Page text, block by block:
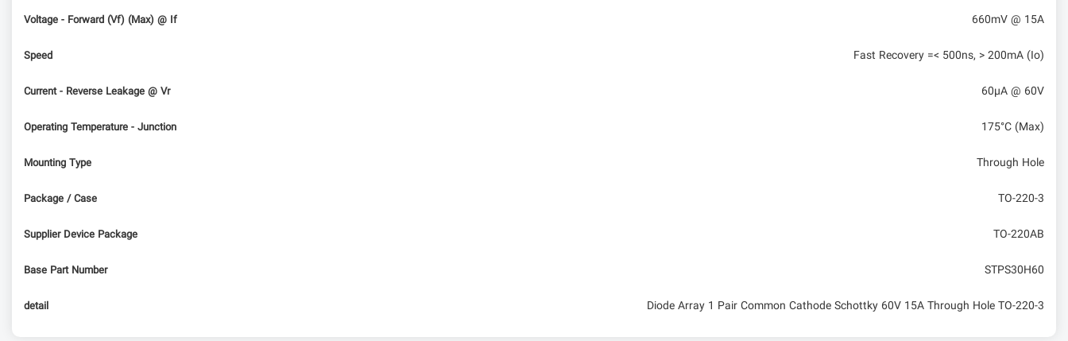
Voltage - Forward (Vf) (Max) @ If 660mV @ 15A
Speed Fast Recovery =< 500ns, > 200mA (Io)
Current - Reverse Leakage @ Vr 60µA @ 60V
Operating Temperature - Junction 175°C (Max)
Mounting Type Through Hole
Package / Case TO-220-3
Supplier Device Package TO-220AB
Base Part Number STPS30H60
detail Diode Array 1 Pair Common Cathode Schottky 60V 15A Through Hole TO-220-3